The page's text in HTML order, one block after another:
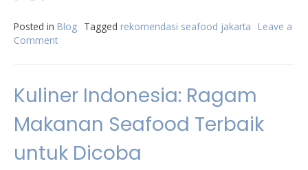
Posted in Blog Tagged rekomendasi seafood jakarta
Leave a
Comment
Laut
Jakarta
Kuliner Indonesia: Ragam
Makanan Seafood Terbaik
untuk Dicoba